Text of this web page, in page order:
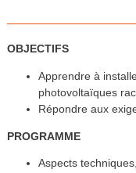
OBJECTIFS
Apprendre à
photovoltaïques
Répondre aux
PROGRAMME
Aspects